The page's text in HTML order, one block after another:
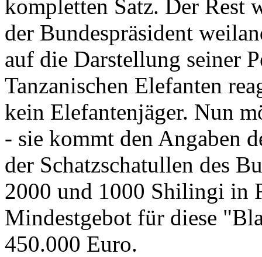
kompletten Satz. Der Rest
der Bundespräsident
auf die Darstellung seiner
Tanzanischen Elefanten
kein Elefantenjäger. Nun
- sie kommt den Angaben
der Schatzschatullen des
2000 und 1000 Shilingi in
Mindestgebot für diese
450.000 Euro.